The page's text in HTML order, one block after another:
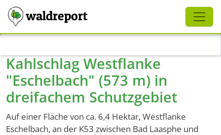
waldreport
Kahlschlag Westflanke
"Eschelbach" (573 m) in
dreifachem Schutzgebiet
Auf einer Fläche von ca. 6,4 Hektar, Westflanke
Eschelbach, an der K53 zwischen Bad Laasphe und
Schliessen